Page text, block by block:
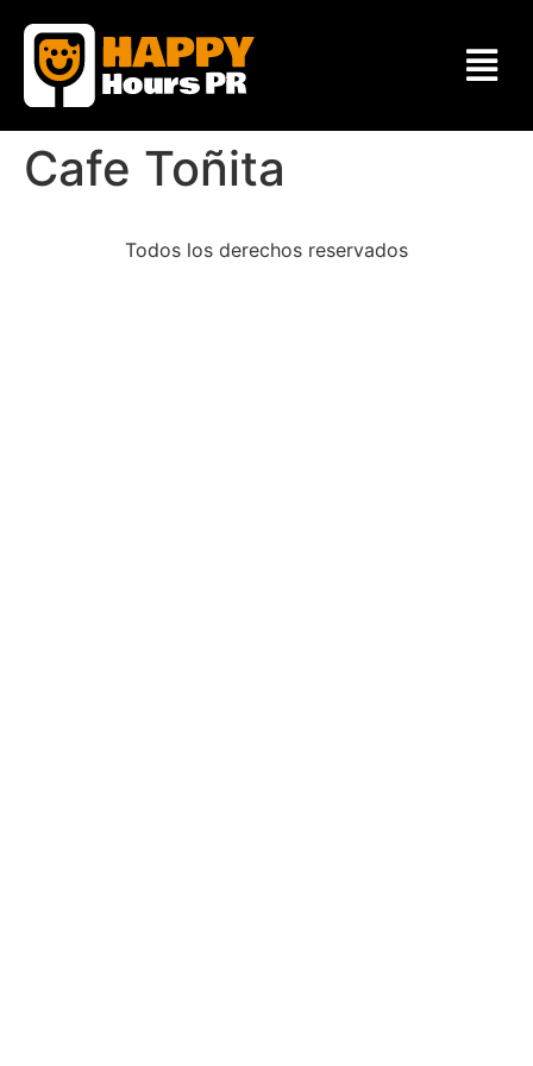
Cafe Toñita
Todos los derechos reservados